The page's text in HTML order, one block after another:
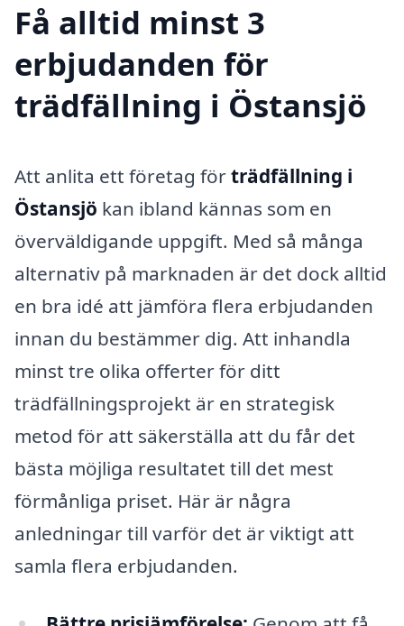
Få alltid minst 3
erbjudanden för
trädfällning i Östansjö
Att anlita ett företag förträdfällning i
Östansjö kan ibland kännas som en
överväldigande uppgift. Med så många
alternativ på marknaden är det dock alltid
en bra idé att jämföra flera erbjudanden
innan du bestämmer dig. Att inhandla
minst tre olika offerter för ditt
trädfällningsprojekt är en strategisk
metod för att säkerställa att du får det
bästa möjliga resultatet till det mest
förmånliga priset. Här är några
anledningar till varför det är viktigt att
samla flera erbjudanden.